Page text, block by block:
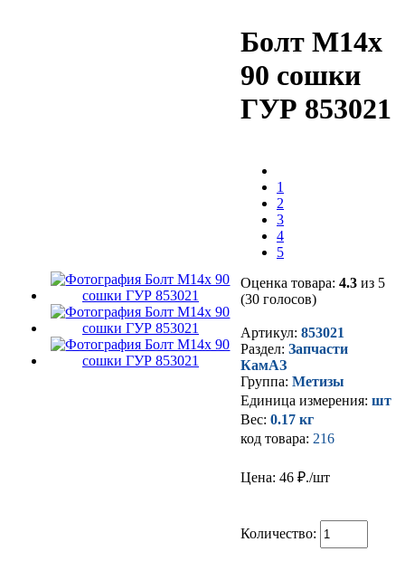
Болт М14х
90 сошки
ГУР 853021
1
2
3
4
5
Оценка товара: 4.3 из 5
(30 голосов)
Артикул: 853021
Раздел: Запчасти
КамАЗ
Группа: Метизы
Единица измерения: шт
Вес: 0.17 кг
код товара: 216
Цена: 46 ₽./шт
Количество: